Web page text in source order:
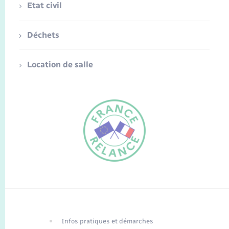
Traduction du
Etat civil
Déchets
Location de salle
Infos pratiques et démarches